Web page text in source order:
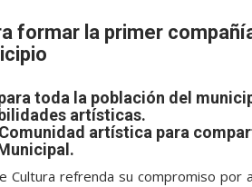
formar la primer
toda la población del
artísticas.
artística para
Cultura refrenda su compromiso por